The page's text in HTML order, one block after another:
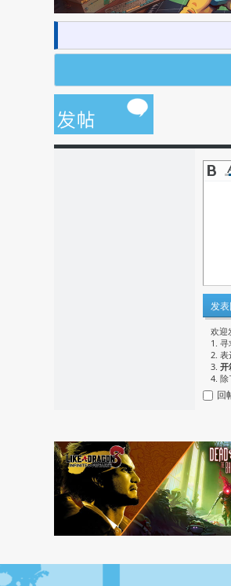
发
欢迎
1.
2. 表
3. 开
4. 除
回